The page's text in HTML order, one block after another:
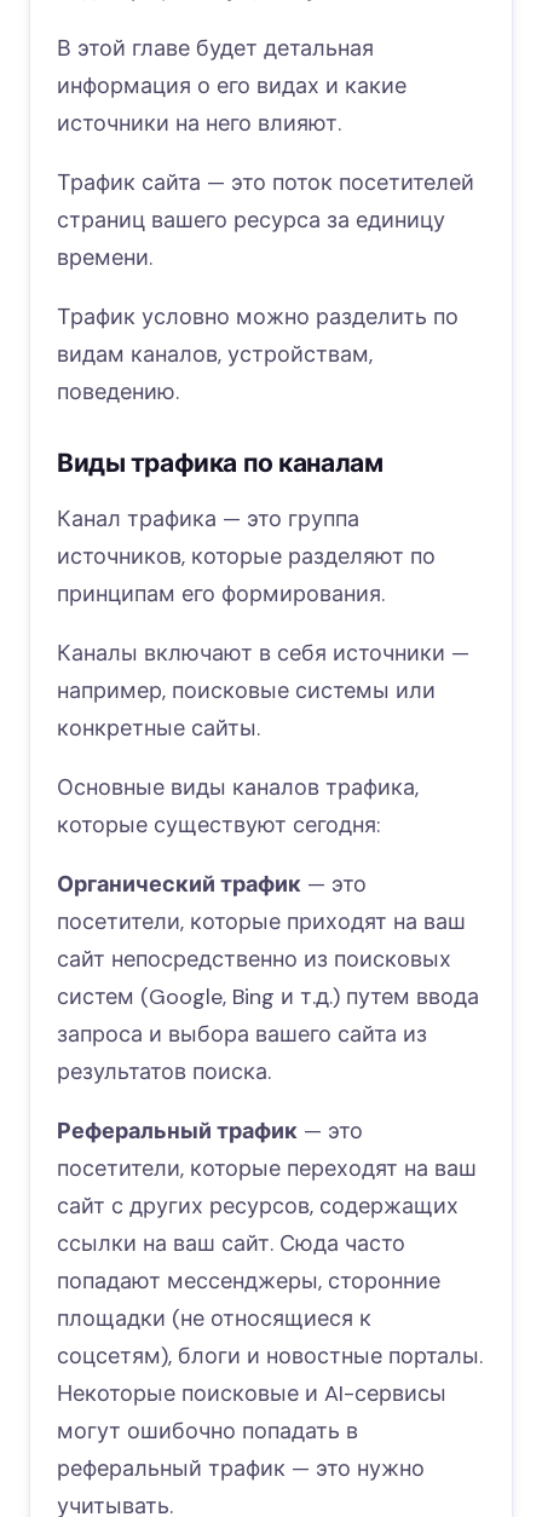
В этой главе будет детальная
информация о его видах и какие
источники на него влияют.
Трафик сайта — это поток посетителей
страниц вашего ресурса за единицу
времени.
Трафик условно можно разделить по
видам каналов, устройствам,
поведению.
Виды трафика по каналам
Канал трафика — это группа
источников, которые разделяют по
принципам его формирования.
Каналы включают в себя источники —
например, поисковые системы или
конкретные сайты.
Основные виды каналов трафика,
которые существуют сегодня:
Органический трафик — это
посетители, которые приходят на ваш
сайт непосредственно из поисковых
систем (Google, Bing и т.д.) путем ввода
запроса и выбора вашего сайта из
результатов поиска.
Реферальный трафик — это
посетители, которые переходят на ваш
сайт с других ресурсов, содержащих
ссылки на ваш сайт. Сюда часто
попадают мессенджеры, сторонние
площадки (не относящиеся к
соцсетям), блоги и новостные порталы.
Некоторые поисковые и AI-сервисы
могут ошибочно попадать в
реферальный трафик — это нужно
учитывать.